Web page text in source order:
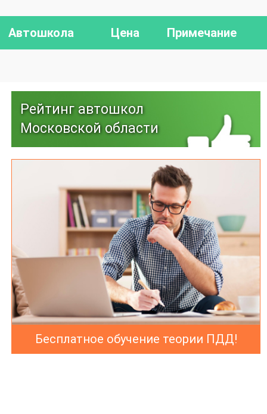
Автошкола Цена Примечание
Рейтинг автошкол
Московской области
Бесплатное обучение теории ПДД!